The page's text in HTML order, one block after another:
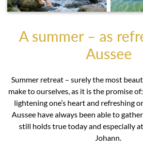
A summer – as
Aussee
Summer retreat – surely the most
make to ourselves, as it is the promise
lightening one’s heart and refreshing
Aussee have always been able to
still holds true today and especially
Johann.